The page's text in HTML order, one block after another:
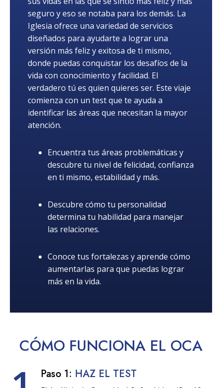
seguro y eso se notaba para los demás. La
Iglesia ofrece una variedad de servicios
diseñados para ayudarte a lograr una
versión más feliz y exitosa de ti mismo,
donde puedas conquistar los desafíos de la
vida con conocimiento y facilidad. El
verdadero tú es quien quieres ser. Este viaje
comienza con un test que te ayuda a
identificar las áreas que necesitan la mayor
atención.
Encuentra tus áreas problemáticas y
descubre tu nivel de felicidad, confianza
en ti mismo, estabilidad y más.
Descubre cómo tu personalidad
determina tu habilidad para manejar
las relaciones.
Conoce tus fortalezas y aprende cómo
aumentarlas para que puedas lograr
más en la vida.
CÓMO FUNCIONA EL OCA
Paso 1: HAZ EL TEST